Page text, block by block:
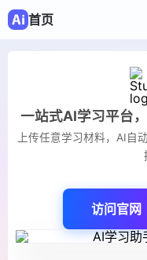
首页
一站式AI学习平台
上传任意学习材料，AI自
访问官网